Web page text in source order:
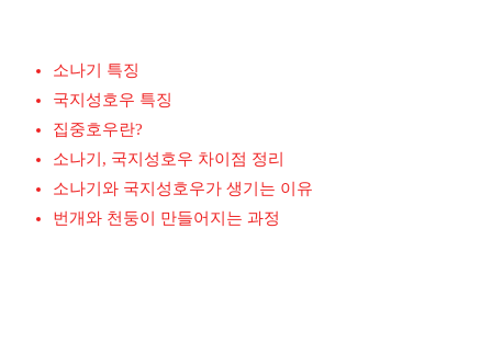
소나기 특징
국지성호우 특징
집중호우란?
소나기, 국지성호우 차이점 정리
소나기와 국지성호우가 생기는 이유
번개와 천둥이 만들어지는 과정